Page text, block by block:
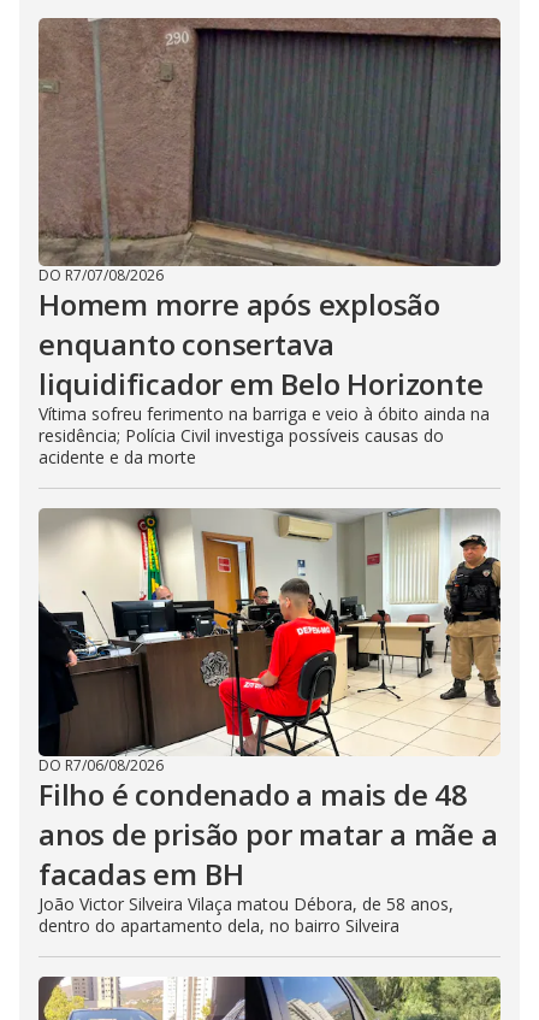
DO R7/07/08/2026
Homem morre após explosão
enquanto consertava
liquidificador em Belo Horizonte
Vítima sofreu ferimento na barriga e veio à óbito ainda na
residência; Polícia Civil investiga possíveis causas do
acidente e da morte
DO R7/06/08/2026
Filho é condenado a mais de 48
anos de prisão por matar a mãe a
facadas em BH
João Victor Silveira Vilaça matou Débora, de 58 anos,
dentro do apartamento dela, no bairro Silveira